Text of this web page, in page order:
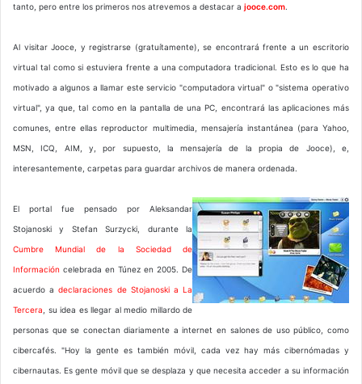
tanto, pero entre los primeros nos atrevemos a destacar a jooce.com
Al visitar Jooce, y registrarse (gratuítamente), se encontrará frente a un escritorio
virtual tal como si estuviera frente a una computadora tradicional. Esto es lo que ha
motivado a algunos a llamar este servicio "computadora virtual" o "sistema operativo
virtual", ya que, tal como en la pantalla de una PC, encontrará las aplicaciones más
comunes, entre ellas reproductor multimedia, mensajería instantánea (para Yahoo,
MSN, ICQ, AIM, y, por supuesto, la mensajería de la propia de Jooce), e,
interesantemente, carpetas para guardar archivos de manera ordenada.
El portal fue pensado por Aleksandar
Stojanoski y Stefan Surzycki, durante la
Cumbre Mundial de la Sociedad de
Información celebrada en Túnez en 2005. De
acuerdo adeclaraciones de Stojanoski a La
Tercera , su idea es llegar al medio millardo de
personas que se conectan diariamente a internet en salones de uso público, como
cibercafés. "Hoy la gente es también móvil, cada vez hay más cibernómadas y
cibernautas. Es gente móvil que se desplaza y que necesita acceder a su información